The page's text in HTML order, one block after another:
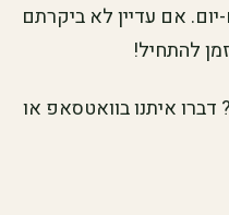
אם עדיין לא ביקרתם
להתחיל!
דברו איתנו בוואטסאפ או